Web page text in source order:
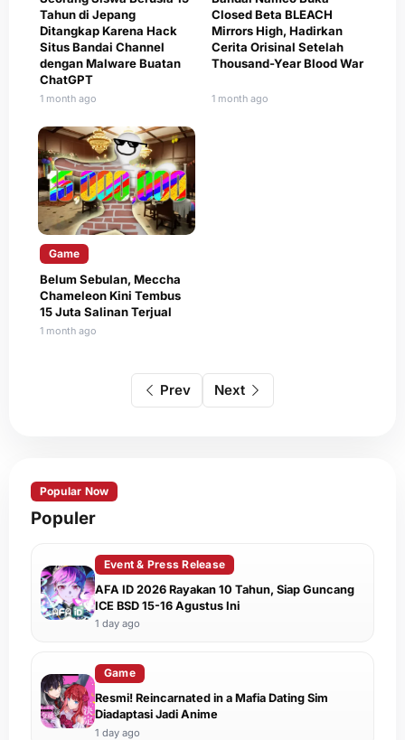
Tahun di Jepang
Ditangkap Karena Hack
Situs Bandai Channel
dengan Malware Buatan
ChatGPT
1 month ago
Closed Beta BLEACH
Mirrors High, Hadirkan
Cerita Orisinal Setelah
Thousand-Year Blood War
1 month ago
Game
Belum Sebulan, Meccha
Chameleon Kini Tembus
15 Juta Salinan Terjual
1 month ago
Prev Next
Popular Now
Populer
Event & Press Release
AFA ID 2026 Rayakan 10 Tahun, Siap Guncang
ICE BSD 15-16 Agustus Ini
1 day ago
Game
Resmi! Reincarnated in a Mafia Dating Sim
Diadaptasi Jadi Anime
1 day ago